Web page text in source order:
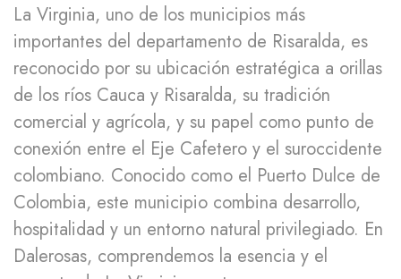
La Virginia, uno de los municipios más
importantes del departamento de Risaralda, es
reconocido por su ubicación estratégica a orillas
de los ríos Cauca y Risaralda, su tradición
comercial y agrícola, y su papel como punto de
conexión entre el Eje Cafetero y el suroccidente
colombiano. Conocido como el Puerto Dulce de
Colombia, este municipio combina desarrollo,
hospitalidad y un entorno natural privilegiado. En
Dalerosas, comprendemos la esencia y el